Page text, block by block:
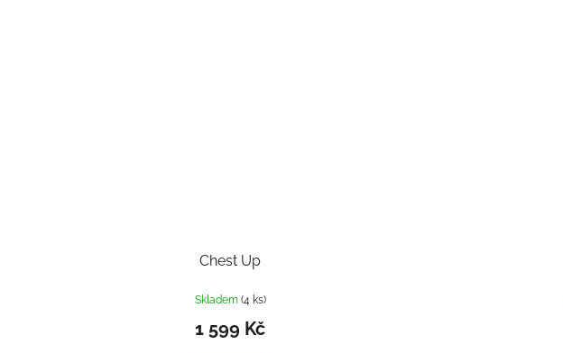
Chest Up
Skladem (4 ks)
1 599 Kč